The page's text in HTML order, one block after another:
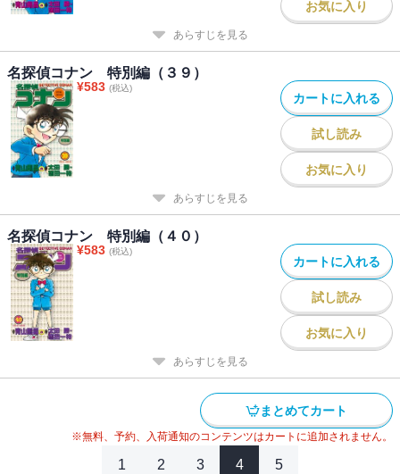
お気に入り
あらすじを見る
名探偵コナン 特別編（３９）
¥583 (税込)
カートに入れる
試し読み
お気に入り
あらすじを見る
名探偵コナン 特別編（４０）
¥583 (税込)
カートに入れる
試し読み
お気に入り
あらすじを見る
まとめてカート
※無料、予約、入荷通知のコンテンツはカートに追加されません。
1 2 3 4 5